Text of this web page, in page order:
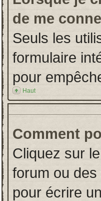
de me
Seuls les
formulaire
pour
Haut
Comment
Cliquez sur
forum ou
pour écrire